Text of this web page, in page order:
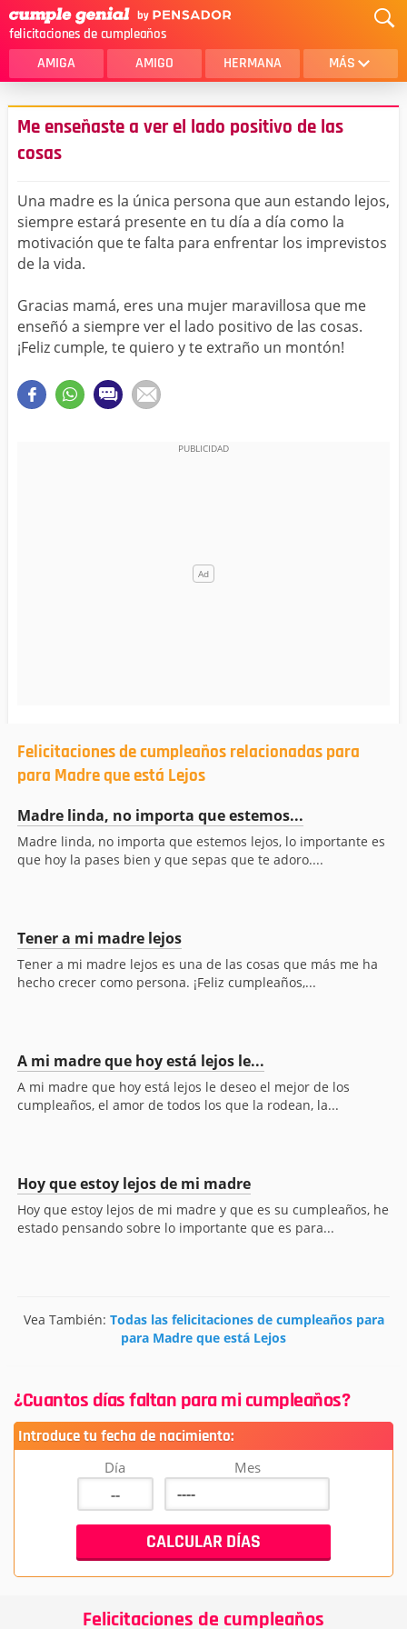
felicitaciones de cumpleaños
AMIGA AMIGO HERMANA MÁS
MAMA
AMOR
HERMANO
HIJO
NOVIA
ESPOSO
TIA
CUÑADA
TODAS LAS CATEGORÍAS
Me enseñaste a ver el lado positivo de las
cosas
Una madre es la única persona que aun estando lejos,
siempre estará presente en tu día a día como la
motivación que te falta para enfrentar los imprevistos
de la vida.
Gracias mamá, eres una mujer maravillosa que me
enseñó a siempre ver el lado positivo de las cosas.
¡Feliz cumple, te quiero y te extraño un montón!
Felicitaciones de cumpleaños relacionadas para
para Madre que está Lejos
Madre linda, no importa que estemos...
Madre linda, no importa que estemos lejos, lo importante es
que hoy la pases bien y que sepas que te adoro....
Tener a mi madre lejos
Tener a mi madre lejos es una de las cosas que más me ha
hecho crecer como persona. ¡Feliz cumpleaños,...
A mi madre que hoy está lejos le...
A mi madre que hoy está lejos le deseo el mejor de los
cumpleaños, el amor de todos los que la rodean, la...
Hoy que estoy lejos de mi madre
Hoy que estoy lejos de mi madre y que es su cumpleaños, he
estado pensando sobre lo importante que es para...
Vea También: Todas las felicitaciones de cumpleaños para
para Madre que está Lejos
¿Cuantos días faltan para mi cumpleaños?
Introduce tu fecha de nacimiento:
Día Mes
Felicitaciones de cumpleaños